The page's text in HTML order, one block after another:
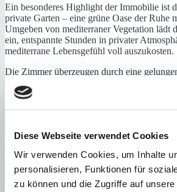
Diese Webseite verwendet Cookies
Wir verwenden Cookies, um Inhalte
personalisieren, Funktionen für
zu können und die Zugriffe auf
Ein besonderes Highlight der Immobilie ist
private Garten – eine grüne Oase der Ruhe
Umgeben von mediterraner Vegetation lädt
ein, entspannte Stunden in privater
mediterrane Lebensgefühl voll auszukosten.
Die Zimmer überzeugen durch eine
Eleganz und Komfort. Viele von ihnen
den Garten, die Berge der Tramuntana oder
eröffnet die Immobilie vielfältige
Authentizität und Qualität suchen.
Gebäude auch hervorragend in eine
Luxusresidenz umwandeln.